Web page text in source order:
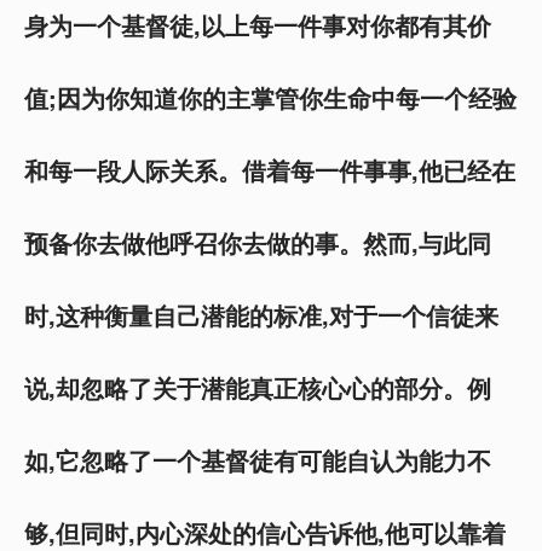
身为一个基督徒,以上每一件事对你都有其价
值;因为你知道你的主掌管你生命中每一个经验
和每一段人际关系。借着每一件事事,他已经在
预备你去做他呼召你去做的事。然而,与此同
时,这种衡量自己潜能的标准,对于一个信徒来
说,却忽略了关于潜能真正核心心的部分。例
如,它忽略了一个基督徒有可能自认为能力不
够,但同时,内心深处的信心告诉他,他可以靠着